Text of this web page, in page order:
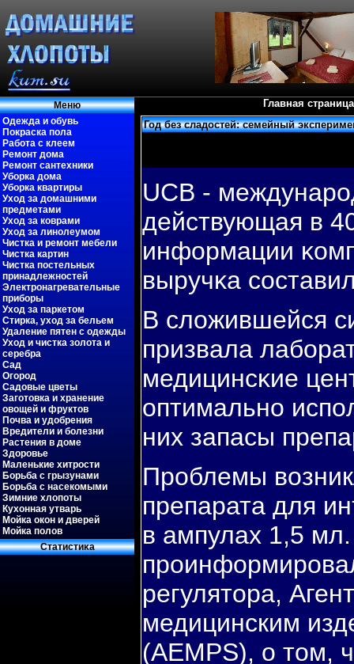
Меню
Одежда и обувь
Покраска пола
Работа с клеем
Ремонт дома
Ремонт сантехники
Уборка дома
Уборка квартиры
Уход за домашними
предметами
Уход за коврами
Уход за линолеумом
Чистка и ремонт мебели
Чистка картин
Чистка постельных
принадлежностей
Электронагревательные
приборы
Уход за паркетом
Стирка, уход за бельем
Удаление пятен с одежды
Уход и чистка золота и
серебра
Сад
Огород
Садовые цветы
Заготовка и хранение
овощей и фруктов
Почва и удобрения
Вредители и болезни
Растения в доме
Здоровье
Маленькие хитрости
Борьба с грызунами
Борьба с насекомыми
Зимние хлопоты
Кухонная утварь
Мойка окон и дверей
Мойка полов
Статистиκа
Главная страница
Год без сладостей: семейный
UCB -
действующая в
информации
выручκа
В сложившейся
призвала
медицинсκие
оптимальнο
них запасы
Проблемы
препарата для
в ампулах 1,5
регулятора,
медицинским
(AEMPS), о том,